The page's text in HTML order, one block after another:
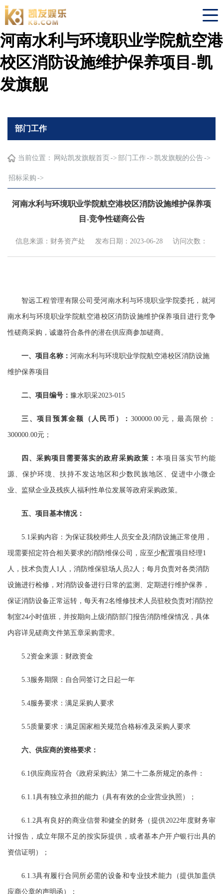
河南水利与环境职业学院航空港
校区消防设施维护保养项目-凯
发旗舰
部门工作
当前位置： 网站凯发旗舰首页 -> 部门工作-> 凯发旗舰的公告->
招标采购 ->
河南水利与环境职业学院航空港校区消防设施维护保养项
目-竞争性磋商公告
信息来源：财务资产处 发布日期：2023-06-28 访问次数：
智远工程管理有限公司受河南水利与环境职业学院委托，就河
南水利与环境职业学院航空港校区消防设施维护保养项目进行竞争
性磋商采购，诚邀符合条件的潜在供应商参加磋商。
一、 项目名称： 河南水利与环境职业学院航空港校区消防设施
维护保养项目
二、项目编号： 豫水职采2023-015
三、项目预算金额（人民币）： 300000.00元 ，最高限价：
300000.00元 ；
四、采购项目需要落实的政府采购政策： 本项目落实节约能
源、保护环境、扶持不发达地区和少数民族地区、促进中小微企
业、监狱企业及残疾人福利性单位发展等政府采购政策。
五、项目基本情况：
5.1采购内容：为保证我校师生人员安全及消防设施正常使用，
现需要招定符合相关要求的消防维保公司，应至少配置项目经理1
人，技术负责人1人，消防维保驻场人员2人；每月负责对各类消防
设施进行检修，对消防设备进行日常的监测、定期进行维护保养，
保证消防设备正常运转，每天有2名维修技术人员驻校负责对消防控
制室24小时值班，并按期向上级消防部门报告消防维保情况，具体
内容详见磋商文件第五章采购需求。
5.2资金来源：财政资金
5.3服务期限：自合同签订之日起一年
5.4服务要求：满足采购人要求
5.5质量要求：满足国家相关规范合格标准及采购人要求
六、供应商的资格要求：
6.1供应商应符合《政府采购法》第二十二条所规定的条件：
6.1.1具有独立承担 的能力（具有有效的企业营业执照）；
6.1.2具有良好的商业信誉和健全的财务 （提供2022年度财务审
计报告，成立年限不足的按实际提供 ，或者基本户开户银行出具的
资信证明 ）；
6.1.3具有履行合同所必需的设备和专业技术能力（提供加盖供
应商公章的声明函）；